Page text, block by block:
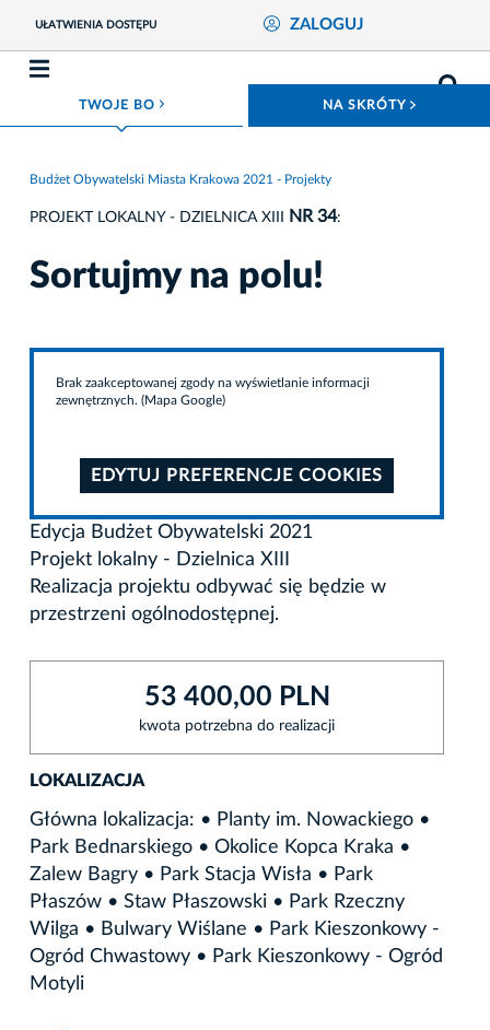
UŁATWIENIA DOSTĘPU ZALOGUJ
TWOJE BO ROZWIŃ MENU NA SKRÓTY
Budżet Obywatelski Miasta Krakowa 2021 - Projekty
PROJEKT LOKALNY - DZIELNICA XIII NR 34:
Sortujmy na polu!
Brak zaakceptowanej zgody na wyświetlanie informacji
zewnętrznych. (Mapa Google)
EDYTUJ PREFERENCJE COOKIES
Edycja Budżet Obywatelski 2021
Projekt lokalny - Dzielnica XIII
Realizacja projektu odbywać się będzie w
przestrzeni ogólnodostępnej.
53 400,00 PLN
kwota potrzebna do realizacji
LOKALIZACJA
Główna lokalizacja: • Planty im. Nowackiego •
Park Bednarskiego • Okolice Kopca Kraka •
Zalew Bagry • Park Stacja Wisła • Park
Płaszów • Staw Płaszowski • Park Rzeczny
Wilga • Bulwary Wiślane • Park Kieszonkowy -
Ogród Chwastowy • Park Kieszonkowy - Ogród
Motyli